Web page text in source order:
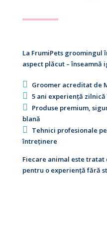
La FrumiPets groomingul
aspect plăcut – înseamnă
Groomer acreditat de
5 ani experiență
Produse premium,
blană
Tehnici profesionale
întreținere
Fiecare animal este
pentru o experiență fără